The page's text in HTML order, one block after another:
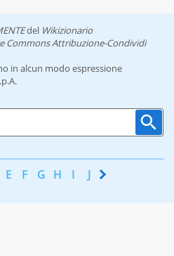
del Wikizionario
Commons Attribuzione-Condividi
in alcun modo espressione
E F G H I J K